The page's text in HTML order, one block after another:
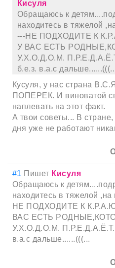
Кисуля
Обращаюсь к
находитесь в тяжелой
---НЕ ПОДХОДИТЕ К
У ВАС ЕСТЬ
У.Х.О.Д.О.М.
б.е.з. в.а.с
Кусуля, у нас страна
ПОПЕРЕК. И виноватой
наплевать на этот факт.
А твои советы... В
дня уже не работают
#1 Пишет Кисуля
Обращаюсь к
находитесь в тяжелой
НЕ ПОДХОДИТЕ К
ВАС ЕСТЬ
У.Х.О.Д.О.М.
в.а.с дальше......(((...